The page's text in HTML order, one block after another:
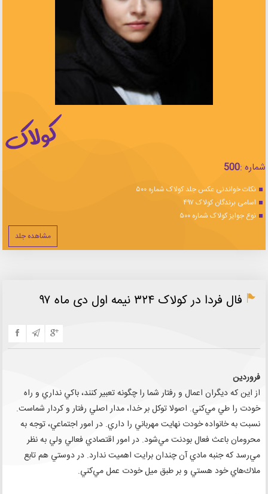
شماره :500
نکات خواندنی عکس جلد کولاک شماره ۵۰۰
اسامی برندگان کولاک ۴۹۷
نوع جوایز کولاک شماره ۵۰۰
مشاهده جلد
فال فردا در کولاک ۳۲۴ نیمه اول دی ماه ۹۷
فروردين
از اين كه ديگران اعمال و رفتار شما را چگونه تعبير كنند، باكي نداري و راه
خودت را طي مي‌كني. اصولا توكل بر خدا، مدار اصلي رفتار و كردار شماست.
نسبت به خانواده خودت نهايت مهرباني را داري. در امور اجتماعي، توجه به
محرومان باعث فعال بودنت مي‌شود. در امور اقتصادي فعالي ولي به نظر
مي‌رسد كه جنبه مادي آن چندان برايت اهميت ندارد. در دوستي هم تابع
ملاك‌هاي خود هستي و بر طبق ميل خودت عمل مي‌كني.